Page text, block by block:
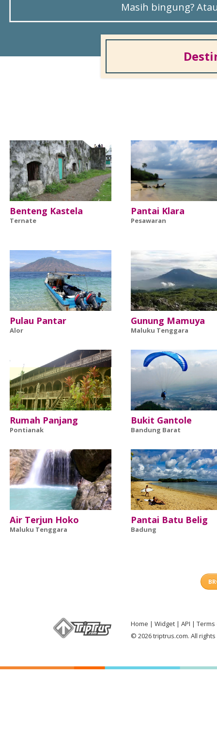
Masih bingung?
Benteng Kastela
Ternate
Pantai Klara
Pesawaran
Pulau Pantar
Alor
Gunung Mamuya
Maluku Tenggara
Rumah Panjang
Pontianak
Bukit Gantole
Bandung Barat
Air Terjun Hoko
Maluku Tenggara
Pantai Batu Belig
Badung
Home Widget API
Terms
© 2026 triptrus.com. All